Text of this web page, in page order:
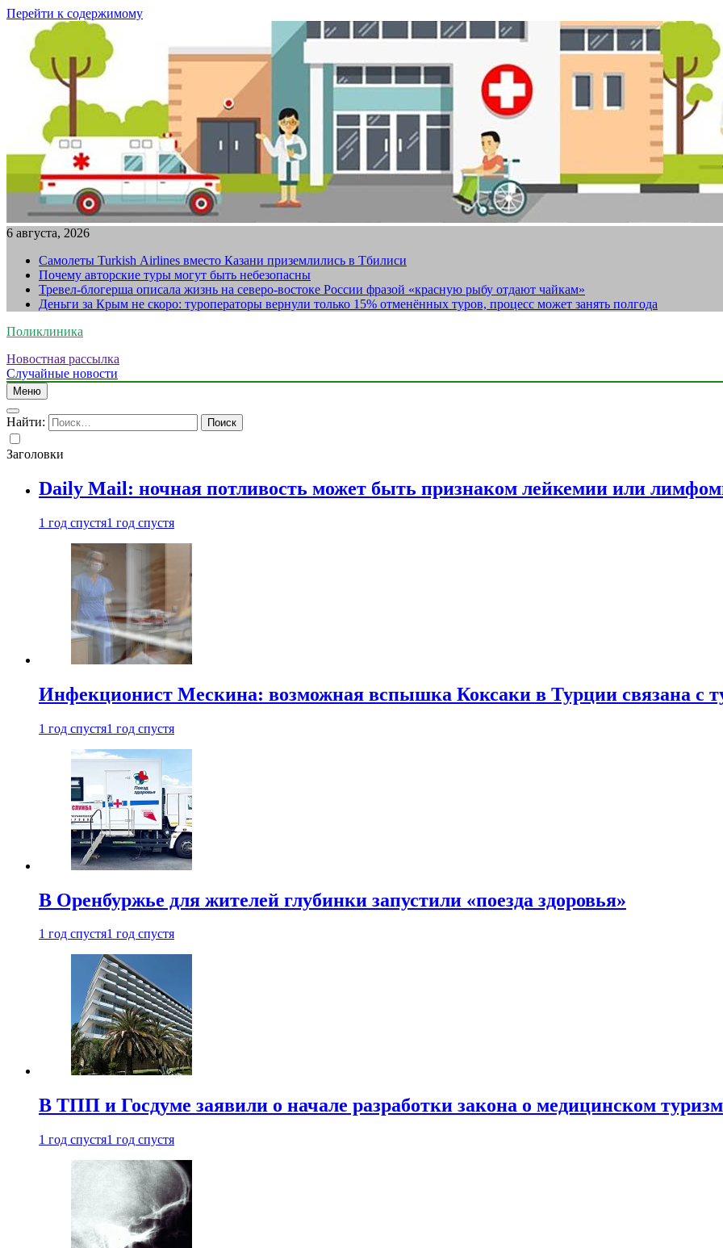
Перейти к содержимому
6 августа, 2026
Самолеты Turkish Airlines вместо Казани приземлились в Тбилиси
Почему авторские туры могут быть небезопасны
Тревел-блогерша описала жизнь на северо-востоке России фразой «красную рыбу отдают чайкам»
Деньги за Крым не скоро: туроператоры вернули только 15% отменённых туров, процесс может занять полгода
Поликлиника
Новостная рассылка
Случайные новости
Меню
Найти:
Заголовки
Daily Mail: ночная потливость может быть признаком лейкемии или
1 год спустя1 год спустя
Инфекционист Мескина: возможная вспышка Коксаки в Турции связана с
1 год спустя1 год спустя
В Оренбуржье для жителей глубинки запустили «поезда здоровья»
1 год спустя1 год спустя
В ТПП и Госдуме заявили о начале разработки закона о медицинском
1 год спустя1 год спустя